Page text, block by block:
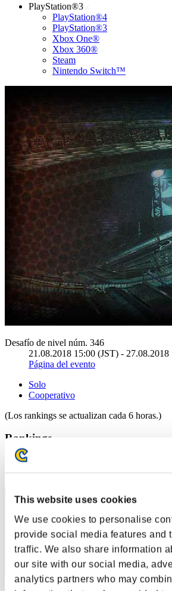
This website uses cookies
We use cookies to personalise
provide social media features and
traffic. We also share information
our site with our social media,
analytics partners who may
PlayStation®3
PlayStation®4
PlayStation®3
Xbox One®
Xbox 360®
Steam
Nintendo Switch™
Desafío de nivel núm. 346
21.08.2018 15:00 (JST) - 27.08.2018
Página del evento
Solo
Cooperativo
(Los rankings se actualizan cada 6 horas.)
Rankings
Posición
41